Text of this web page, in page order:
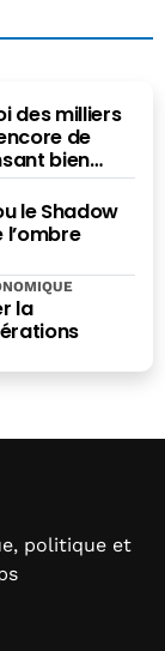
des milliers
de
bien
le Shadow
l’ombre
la
politique et